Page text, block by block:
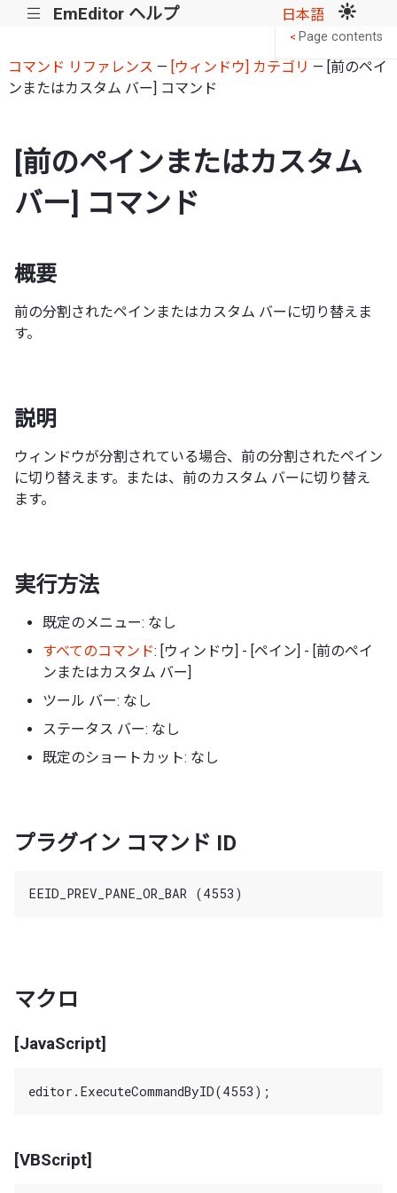
||| EmEditor ヘルプ 日本語
コマンド リファレンス — [ウィンドウ] カテゴリ — [前のペイ
ンまたはカスタム バー] コマンド
[前のペインまたはカスタム
バー] コマンド
概要
前の分割されたペインまたはカスタム バーに切り替えま
す。
説明
ウィンドウが分割されている場合、前の分割されたペイン
に切り替えます。または、前のカスタム バーに切り替え
ます。
実行方法
既定のメニュー: なし
すべてのコマンド: [ウィンドウ] - [ペイン] - [前のペイ
ンまたはカスタム バー]
ツール バー: なし
ステータス バー: なし
既定のショートカット: なし
プラグイン コマンド ID
マクロ
[JavaScript]
[VBScript]
< Page contents